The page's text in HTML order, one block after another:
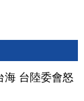
海 台陸委會怒